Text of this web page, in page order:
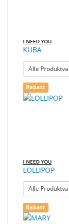
I NEED YOU
KUBA
Alle
Rabatt
I NEED YOU
LOLLIPOP
Alle
Rabatt